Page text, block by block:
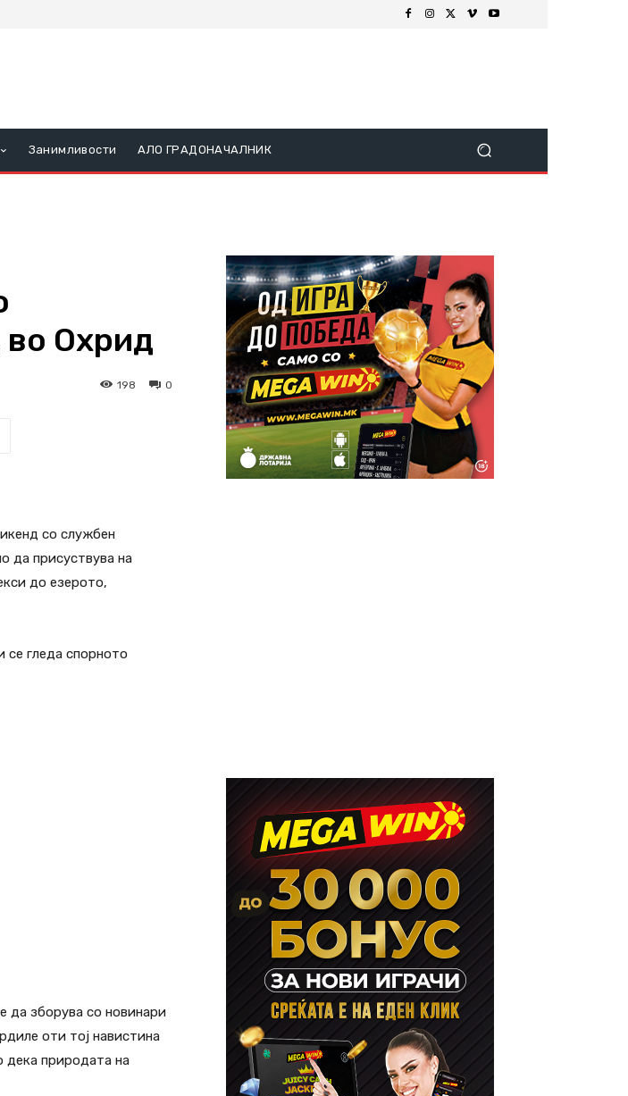
Занимливости АЛО ГРАДОНАЧАЛНИК
Охрид
0
198
со службен
да присуствува на
до езерото,
се гледа спорното
да зборува со новинари
оти тој навистина
дека природата на